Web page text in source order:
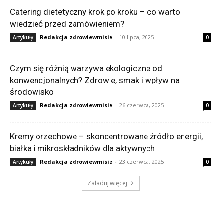
Catering dietetyczny krok po kroku – co warto
wiedzieć przed zamówieniem?
Artykuły Redakcja zdrowiewmisie - 10 lipca, 2025 0
Czym się różnią warzywa ekologiczne od
konwencjonalnych? Zdrowie, smak i wpływ na
środowisko
Artykuły Redakcja zdrowiewmisie - 26 czerwca, 2025 0
Kremy orzechowe – skoncentrowane źródło energii,
białka i mikroskładników dla aktywnych
Artykuły Redakcja zdrowiewmisie - 23 czerwca, 2025 0
Załaduj więcej